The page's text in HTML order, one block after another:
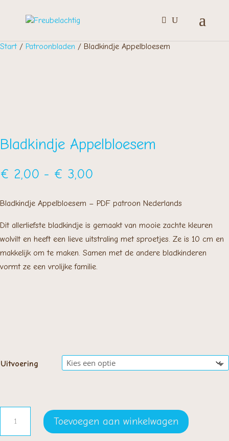
Start / Patroonbladen / Bladkindje Appelbloesem
Bladkindje Appelbloesem
€ 2,00 - € 3,00
tot
Bladkindje Appelbloesem – PDF patroon Nederlands
Dit allerliefste bladkindje is gemaakt van mooie zachte kleuren
wolvilt en heeft een lieve uitstraling met sproetjes. Ze is 10 cm en
makkelijk om te maken. Samen met de andere bladkinderen
vormt ze een vrolijke familie.
Uitvoering
Appelbloesem
Toevoegen aan winkelwagen